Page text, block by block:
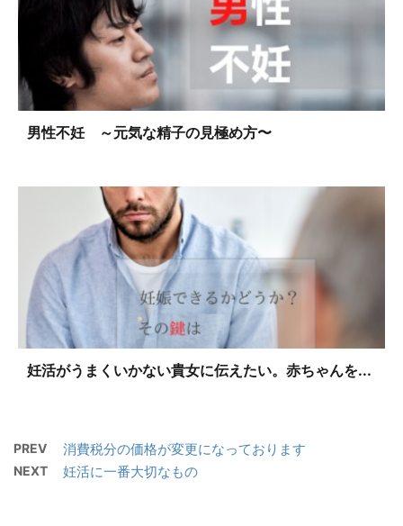
男性不妊 ～元気な精子の見極め方〜
妊活がうまくいかない貴女に伝えたい。赤ちゃんを...
PREV 消費税分の価格が変更になっております
NEXT 妊活に一番大切なもの